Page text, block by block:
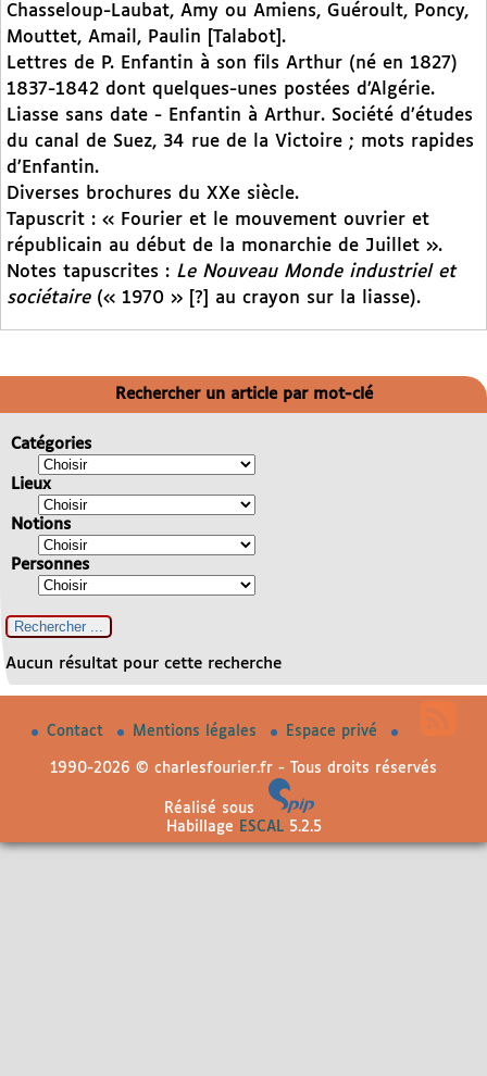
Chasseloup-Laubat, Amy ou Amiens, Guéroult, Poncy,
Mouttet, Amail, Paulin [Talabot].
Lettres de P. Enfantin à son fils Arthur (né en 1827)
1837-1842 dont quelques-unes postées d’Algérie.
Liasse sans date - Enfantin à Arthur. Société d’études
du canal de Suez, 34 rue de la Victoire ; mots rapides
d’Enfantin.
Diverses brochures du XXe siècle.
Tapuscrit : « Fourier et le mouvement ouvrier et
républicain au début de la monarchie de Juillet ».
Notes tapuscrites : Le Nouveau Monde industriel et
sociétaire(« 1970 » [?] au crayon sur la liasse).
Rechercher un article par mot-clé
Catégories
Lieux
Notions
Personnes
Aucun résultat pour cette recherche
Contact Mentions légales Espace privé
1990-2026 © charlesfourier.fr - Tous droits réservés
Réalisé sous
Habillage
ESCAL5.2.5